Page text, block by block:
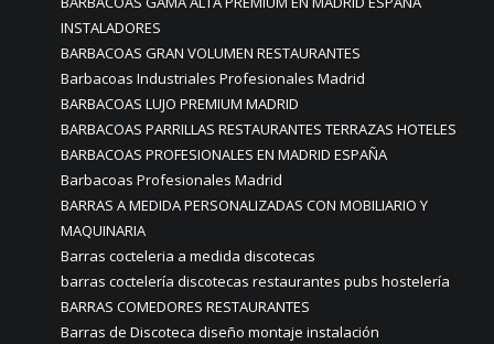
INSTALADORES
BARBACOAS GRAN VOLUMEN RESTAURANTES
Barbacoas Industriales Profesionales Madrid
BARBACOAS LUJO PREMIUM MADRID
BARBACOAS PARRILLAS RESTAURANTES TERRAZAS HOTELES
BARBACOAS PROFESIONALES EN MADRID ESPAÑA
Barbacoas Profesionales Madrid
BARRAS A MEDIDA PERSONALIZADAS CON MOBILIARIO Y
MAQUINARIA
Barras cocteleria a medida discotecas
barras coctelería discotecas restaurantes pubs hostelería
BARRAS COMEDORES RESTAURANTES
Barras de Discoteca diseño montaje instalación